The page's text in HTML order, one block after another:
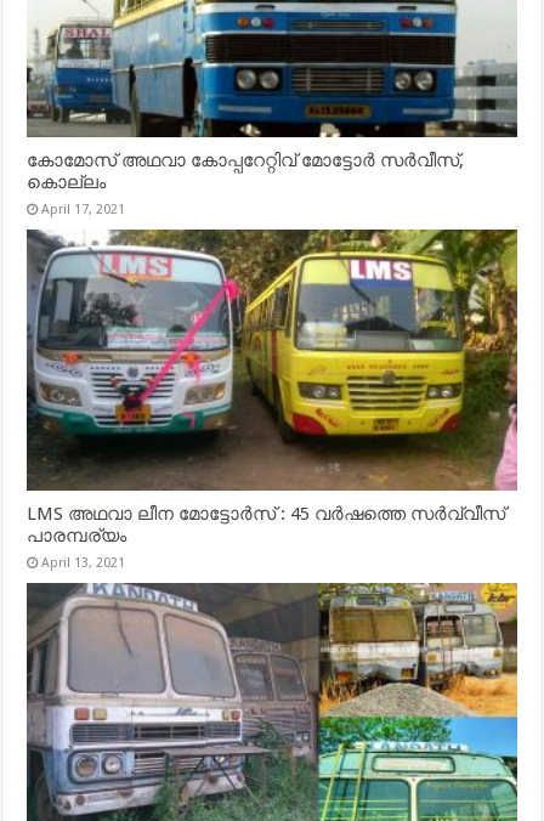
കോമോസ് അഥവാ കോപ്പറേറ്റിവ് മോട്ടോര്‍ സര്‍വീസ്,
കൊല്ലം
April 17, 2021
LMS അഥവാ ലീന മോട്ടോർസ് : 45 വർഷത്തെ സർവ്വീസ്
പാരമ്പര്യം
April 13, 2021